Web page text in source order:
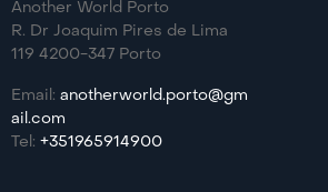
Another World Porto
R. Dr Joaquim Pires de Lima
119 4200-347 Porto
Email: anotherworld.porto@gm
ail.com
Tel: +351965914900